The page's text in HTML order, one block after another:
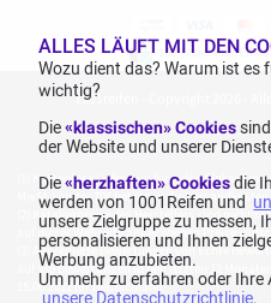
100 % sicherer
1001reifen - Copyright 2026 -
Kostenlose Lieferung: für jeden Einkauf
MwSt.) (unter 70€ betragen die
Katalogpreise des Herstellers sind nicht
auf dieser Webseite angegebenen Preise wider.
Aggregierte Bewertungen von Echte
auf 939 Bewertungen in den letzten 12
15.06.2022 für Deutschland.
ALLES LÄUFT MIT DEN
Wozu dient das? Warum ist es
wichtig?
Die«klassischen» Cookies
der Website und unserer
Die«herzhaften» Cookies die
werden von 1001Reifen und
unsere Zielgruppe zu messen,
personalisieren und Ihnen
Werbung anzubieten.
Um mehr zu erfahren oder Ihre
unsere Datenschutzrichtlinie.